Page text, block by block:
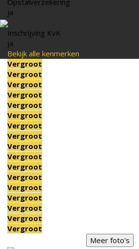
Opstalverzekering
ja
Inschrijving KvK
ja
Bekijk alle kenmerken
Vergroot
Vergroot
Vergroot
Vergroot
Vergroot
Vergroot
Vergroot
Vergroot
Vergroot
Vergroot
Vergroot
Vergroot
Vergroot
Vergroot
Vergroot
Vergroot
Vergroot
Meer foto's